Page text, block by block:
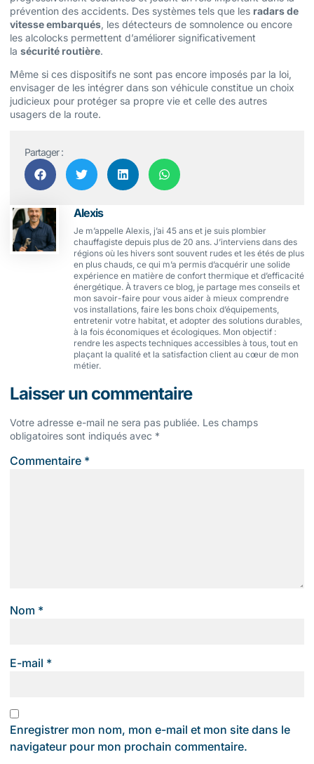
prévention des accidents. Des systèmes tels que les radars de
vitesse embarqués, les détecteurs de somnolence ou encore
les alcolocks permettent d’améliorer significativement
la sécurité routière.
Même si ces dispositifs ne sont pas encore imposés par la loi,
envisager de les intégrer dans son véhicule constitue un choix
judicieux pour protéger sa propre vie et celle des autres
usagers de la route.
Partager :
Alexis
Je m’appelle Alexis, j’ai 45 ans et je suis plombier
chauffagiste depuis plus de 20 ans. J’interviens dans des
régions où les hivers sont souvent rudes et les étés de plus
en plus chauds, ce qui m’a permis d’acquérir une solide
expérience en matière de confort thermique et d’efficacité
énergétique. À travers ce blog, je partage mes conseils et
mon savoir-faire pour vous aider à mieux comprendre
vos installations, faire les bons choix d’équipements,
entretenir votre habitat, et adopter des solutions durables,
à la fois économiques et écologiques. Mon objectif :
rendre les aspects techniques accessibles à tous, tout en
plaçant la qualité et la satisfaction client au cœur de mon
métier.
Laisser un commentaire
Votre adresse e-mail ne sera pas publiée. Les champs
obligatoires sont indiqués avec *
Commentaire *
Nom *
E-mail *
Enregistrer mon nom, mon e-mail et mon site dans le
navigateur pour mon prochain commentaire.